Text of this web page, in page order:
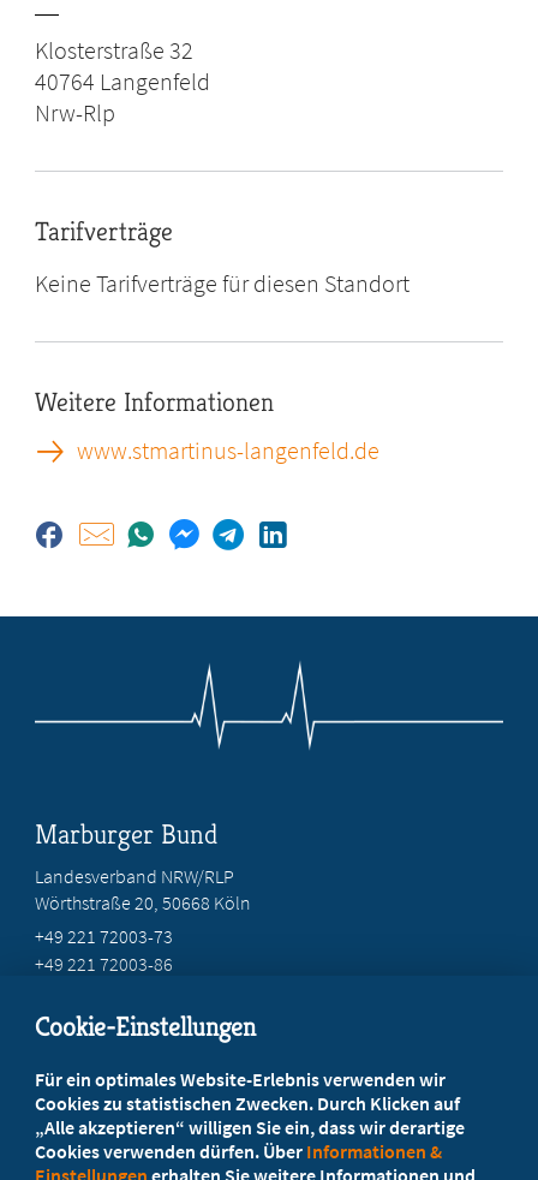
Klosterstraße 32
40764 Langenfeld
Nrw-Rlp
Tarifverträge
Keine Tarifverträge für diesen Standort
Weitere Informationen
www.stmartinus-langenfeld.de
Marburger Bund
Landesverband NRW/RLP
Wörthstraße 20, 50668 Köln
+49 221 72003-73
+49 221 72003-86
Ihr Landesverband berät Sie!
Ansprechpartner
Cookie-Einstellungen
Für ein optimales Website-Erlebnis verwenden wir
Cookies zu statistischen Zwecken. Durch Klicken auf
„Alle akzeptieren“ willigen Sie ein, dass wir derartige
Cookies verwenden dürfen. Über Informationen &
Einstellungen erhalten Sie weitere Informationen und